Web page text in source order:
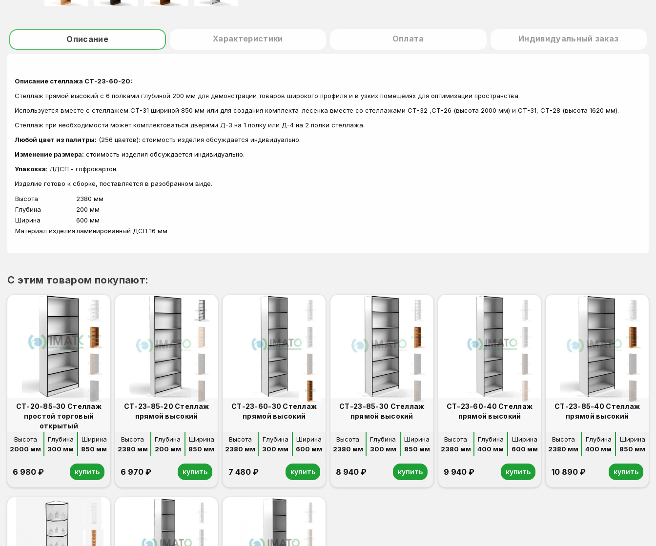
Описание Характеристики Оплата Индивидуальный заказ
Описание стеллажа СТ-23-60-20:
Стеллаж прямой высокий с 6 полками глубиной 200 мм для демонстрации товаров широкого профиля и в узких помещеиях для оптимизации пространства.
Используется вместе с стеллажем СТ-31 шириной 850 мм или для создания комплекта-лесенка вместе со стеллажами СТ-32 ,СТ-26 (высота 2000 мм) и СТ-31, СТ-28 (высота 1620 мм).
Стеллаж при необходимости может комплектоваться дверями Д-3 на 1 полку или Д-4 на 2 полки стеллажа.
Любой цвет из палитры: (256 цветов): стоимость изделия обсуждается индивидуально.
Изменение размера: стоимость изделия обсуждается индивидуально.
Упаковка: ЛДСП - гофрокартон.
Изделие готово к сборке, поставляется в разобранном виде.
Высота
2380 мм
Глубина
200 мм
Ширина
600 мм
Материал изделия ламинированный ДСП 16 мм
C этим товаром покупают:
СТ-20-85-30 Стеллаж
простой торговый
открытый
Высота
2000 мм
Глубина
300 мм
Ширина
850 мм
6 980 ₽ купить
СТ-23-85-20 Стеллаж
прямой высокий
Высота
2380 мм
Глубина
200 мм
Ширина
850 мм
6 970 ₽ купить
СТ-23-60-30 Стеллаж
прямой высокий
Высота
2380 мм
Глубина
300 мм
Ширина
600 мм
7 480 ₽ купить
СТ-23-85-30 Стеллаж
прямой высокий
Высота
2380 мм
Глубина
300 мм
Ширина
850 мм
8 940 ₽ купить
СТ-23-60-40 Стеллаж
прямой высокий
Высота
2380 мм
Глубина
400 мм
Ширина
600 мм
9 940 ₽ купить
СТ-23-85-40 Стеллаж
прямой высокий
Высота
2380 мм
Глубина
400 мм
Ширина
850 мм
10 890 ₽ купить